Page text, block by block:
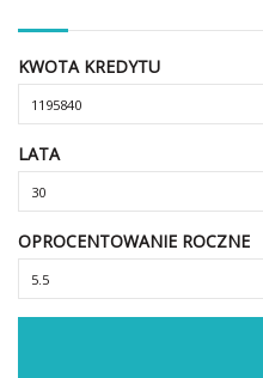
KWOTA KREDYTU
LATA
OPROCENTOWANIE ROCZNE